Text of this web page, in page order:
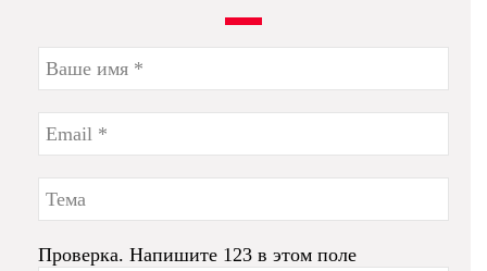
Проверка. Напишите 123 в этом поле